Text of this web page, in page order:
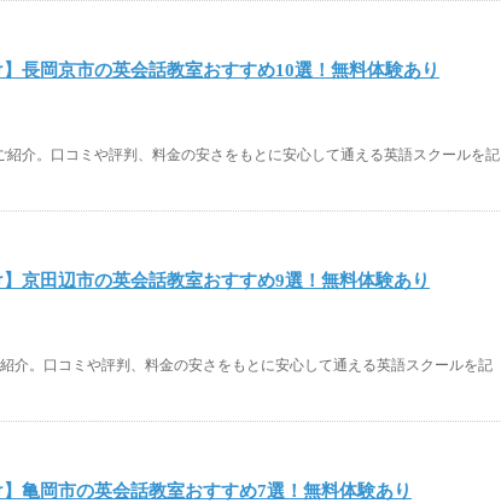
】長岡京市の英会話教室おすすめ10選！無料体験あり
介。口コミや評判、料金の安さをもとに安心して通える英語スクールを記
】京田辺市の英会話教室おすすめ9選！無料体験あり
介。口コミや評判、料金の安さをもとに安心して通える英語スクールを記
】亀岡市の英会話教室おすすめ7選！無料体験あり